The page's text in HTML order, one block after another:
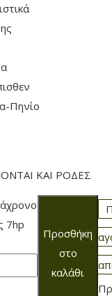
Πηνίο
ΚΑΙ ΡΟΔΕΣ
7hp
Προσθήκη
στο
καλάθι